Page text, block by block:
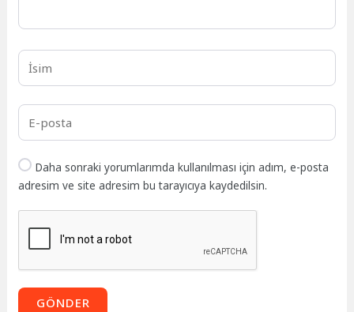
Daha sonraki yorumlarımda kullanılması için adım, e-posta
adresim ve site adresim bu tarayıcıya kaydedilsin.
GÖNDER